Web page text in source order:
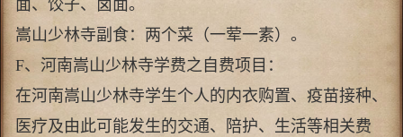
面、饺子、卤面。
嵩山少林寺副食：两个菜（一荤一素）。
F、河南嵩山少林寺学费之自费项目：
在河南嵩山少林寺学生个人的内衣购置、疫苗接种、
医疗及由此可能发生的交通、陪护、生活等相关费